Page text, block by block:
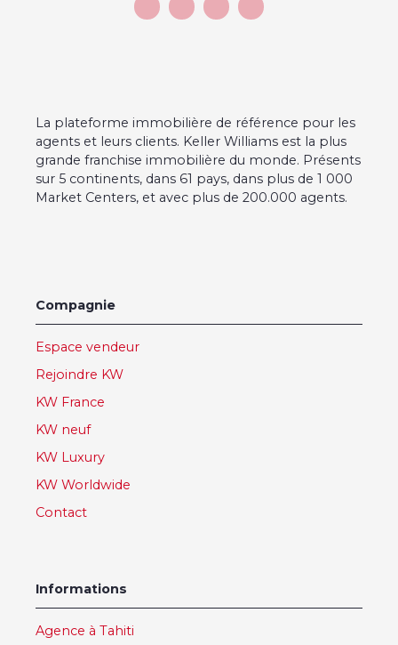
La plateforme immobilière de référence pour les
agents et leurs clients. Keller Williams est la plus
grande franchise immobilière du monde. Présents
sur 5 continents, dans 61 pays, dans plus de 1 000
Market Centers, et avec plus de 200.000 agents.
Compagnie
Espace vendeur
Rejoindre KW
KW France
KW neuf
KW Luxury
KW Worldwide
Contact
Informations
Agence à Tahiti